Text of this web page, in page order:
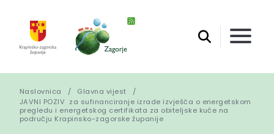
Naslovnica
Glavna vijest
JAVNI POZIV  za sufinanciranje izrade izvješća o energetskom
pregledu i energetskog certifikata za obiteljske kuće na
području Krapinsko-zagorske županije